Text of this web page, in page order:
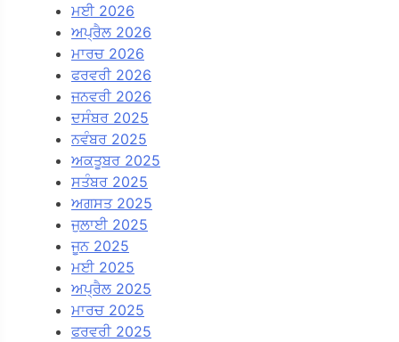
ਮਈ 2026
ਅਪ੍ਰੈਲ 2026
ਮਾਰਚ 2026
ਫਰਵਰੀ 2026
ਜਨਵਰੀ 2026
ਦਸੰਬਰ 2025
ਨਵੰਬਰ 2025
ਅਕਤੂਬਰ 2025
ਸਤੰਬਰ 2025
ਅਗਸਤ 2025
ਜੁਲਾਈ 2025
ਜੂਨ 2025
ਮਈ 2025
ਅਪ੍ਰੈਲ 2025
ਮਾਰਚ 2025
ਫਰਵਰੀ 2025